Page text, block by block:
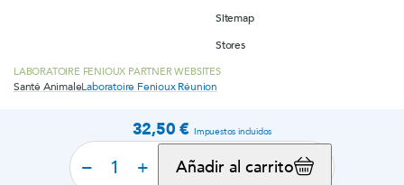
32,50 €Impuestos incluidos
− + Añadir al carrito
Sitemap
Stores
LABORATOIRE FENIOUX PARTNER WEBSITES
Santé AnimaleLaboratoire Fenioux Réunion
© 2026 Fenioux LaboratoriesLegal mentionsConfidentiality policy
Cookies settings